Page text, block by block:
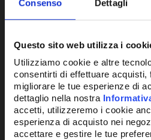
Consenso Dettagli
Questo sito web utilizza i
Utilizziamo cookie e altre
consentirti di effettuare
migliorare le tue esperienze di
dettaglio nella nostra
accetti, utilizzeremo i cookie
esperienza di acquisto nei
accettare e gestire le tue
CANDELA DI
26,06€+ IVA